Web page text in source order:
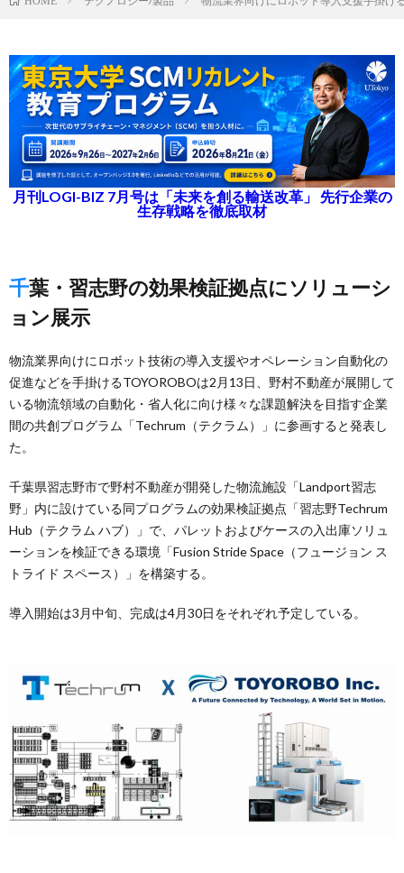
月刊LOGI-BIZ 7月号は「未来を創る輸送改革」 先行企業の
生存戦略を徹底取材
千葉・習志野の効果検証拠点にソリューシ
ョン展示
物流業界向けにロボット技術の導入支援やオペレーション自動化の
促進などを手掛けるTOYOROBOは2月13日、野村不動産が展開して
いる物流領域の自動化・省人化に向け様々な課題解決を目指す企業
間の共創プログラム「Techrum（テクラム）」に参画すると発表し
た。
千葉県習志野市で野村不動産が開発した物流施設「Landport習志
野」内に設けている同プログラムの効果検証拠点「習志野Techrum
Hub（テクラム ハブ）」で、パレットおよびケースの入出庫ソリュ
ーションを検証できる環境「Fusion Stride Space（フュージョン ス
トライド スペース）」を構築する。
導入開始は3月中旬、完成は4月30日をそれぞれ予定している。